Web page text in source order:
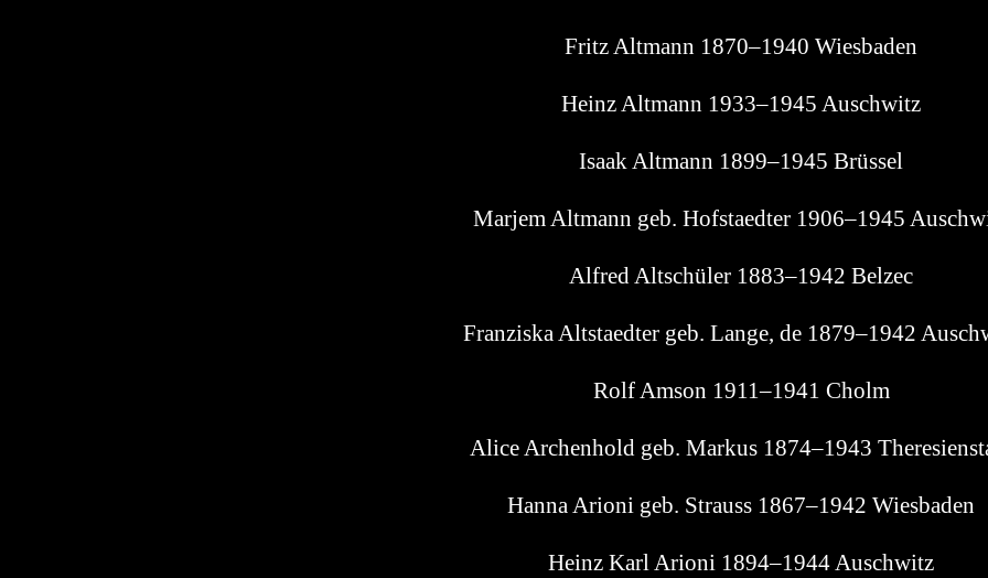
Fritz Alt­mann 1870–1940 Wiesbaden
Heinz Alt­mann 1933–1945 Auschwitz
Isaak Alt­mann 1899–1945 Brüssel
Mar­jem Alt­mann geb. Hof­staed­ter 1906–1945
Alfred Alt­schü­ler 1883–1942 Belzec
Fran­zis­ka Alt­staed­ter geb. Lan­ge, de 1879–1942
Rolf Amson 1911–1941 Cholm
Ali­ce Archen­hold geb. Mar­kus 1874–1943
Han­na Ario­ni geb. Strauss 1867–1942 Wiesbaden
Heinz Karl Ario­ni 1894–1944 Auschwitz